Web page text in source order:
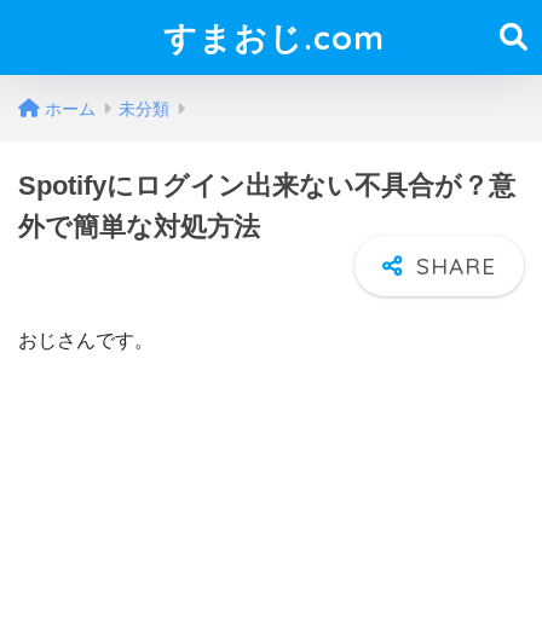
すまおじ.com
ホーム 未分類
Spotifyにログイン出来ない不具合が？意
外で簡単な対処方法
おじさんです。